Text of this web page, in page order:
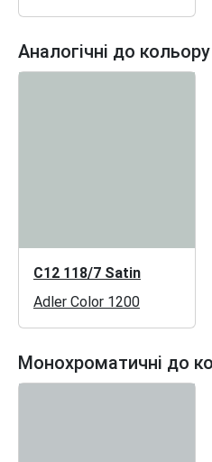
Аналогічні до
C12 118/7 Satin
Adler Color 1200
Монохроматичні до